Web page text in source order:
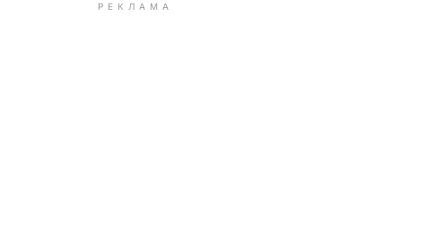
РЕКЛАМА